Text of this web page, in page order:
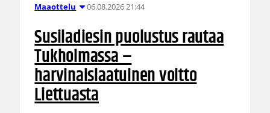
Maaottelu 06.08.2026 21:44
Susiladiesin puolustus rautaa
Tukholmassa –
harvinaislaatuinen voitto
Liettuasta